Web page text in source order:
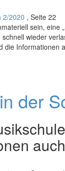
2/2020 , Seite 22
sein, eine
wieder
die Informationen
der